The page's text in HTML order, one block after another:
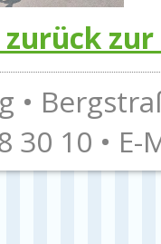
zurück
•
30 10 • E-